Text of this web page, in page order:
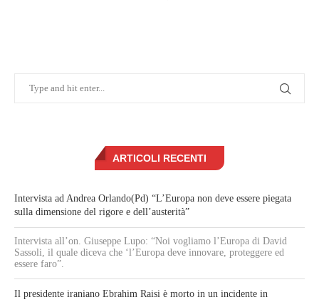
ARTICOLI RECENTI
Intervista ad Andrea Orlando(Pd) “L’Europa non deve essere piegata
sulla dimensione del rigore e dell’austerità”
Intervista all’on. Giuseppe Lupo: “Noi vogliamo l’Europa di David
Sassoli, il quale diceva che ‘l’Europa deve innovare, proteggere ed
essere faro”.
Il presidente iraniano Ebrahim Raisi è morto in un incidente in